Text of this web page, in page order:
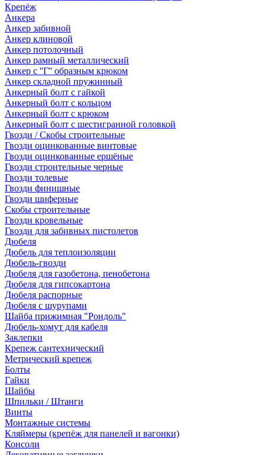
Крепёж
Анкера
Анкер забивной
Анкер клиновой
Анкер потолочный
Анкер рамный металлический
Анкер с ''Г'' образным крюком
Анкер складной пружинный
Анкерный болт с гайкой
Анкерный болт с кольцом
Анкерный болт с крюком
Анкерный болт с шестигранной головкой
Гвозди / Скобы строительные
Гвозди оцинкованные винтовые
Гвозди оцинкованные ершёные
Гвозди строительные черные
Гвозди толевые
Гвозди финишные
Гвозди шиферные
Скобы строительные
Гвозди кровельные
Гвозди для забивных пистолетов
Дюбеля
Дюбель для теплоизоляции
Дюбель-гвозди
Дюбеля для газобетона, пенобетона
Дюбеля для гипсокартона
Дюбеля распорные
Дюбеля с шурупами
Шайба прижимная "Рондоль"
Дюбель-хомут для кабеля
Заклепки
Крепеж сантехнический
Метрический крепеж
Болты
Гайки
Шайбы
Шпильки / Штанги
Винты
Монтажные системы
Кляймеры (крепёж для панелей и вагонки)
Консоли